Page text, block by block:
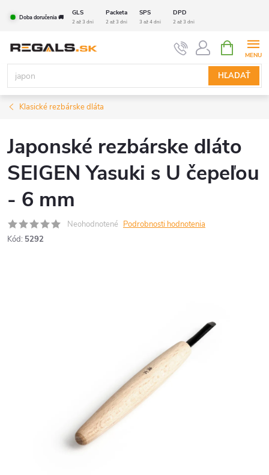
Doba doručenia 🚚
GLS Packeta SPS DPD
2 až 3 dni 2 až 3 dni 3 až 4 dni 2 až 3 dni
HĽADAŤ
KOŠÍK
Klasické rezbárske dláta
Japonské rezbárske dláto
SEIGEN Yasuki s U čepeľou
- 6 mm
Neohodnotené Podrobnosti hodnotenia
Kód: 5292